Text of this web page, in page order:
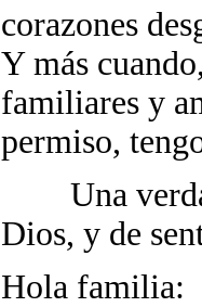
corazones
Y más
familiares y
permiso,
Una
Dios, y de
Hola familia: